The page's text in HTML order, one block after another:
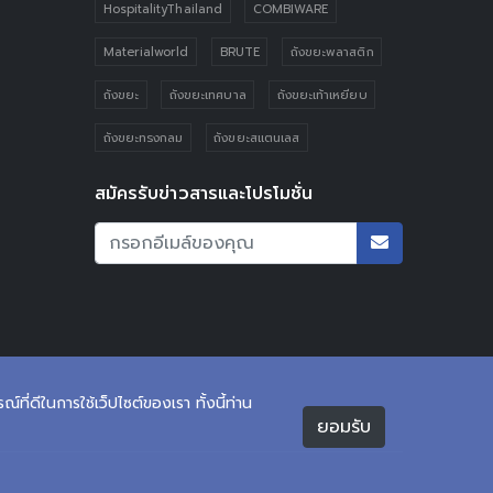
ดีในการใช้เว็ปไซต์ของเรา ทั้งนี้ท่าน
ยอมรับ
HospitalityThailand COMBIWARE
Materialworld BRUTE ถังขยะพลาสติก
ถังขยะ ถังขยะเทศบาล ถังขยะเท้าเหยียบ
ถังขยะทรงกลม ถังขยะสแตนเลส
สมัครรับข่าวสารและโปรโมชั่น